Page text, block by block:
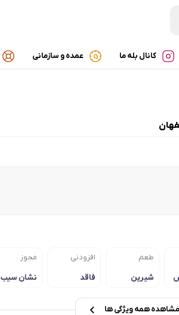
کانال بله ما عمده و سازمانی
طعم
شیرین
افزودنی
فاقد
مجوز
نشان سیب
مشاهده همه ویژگی ها